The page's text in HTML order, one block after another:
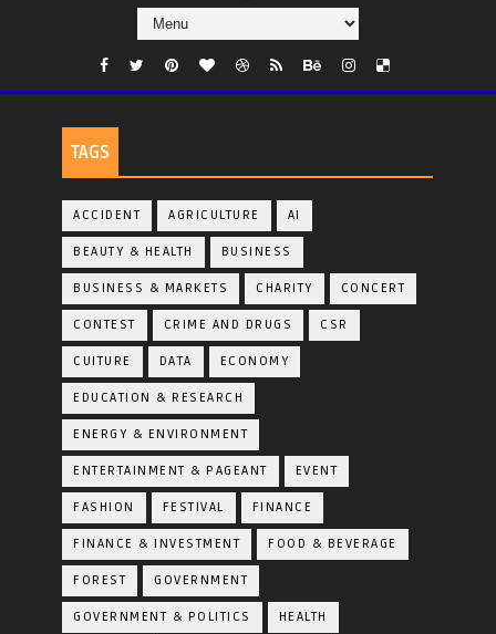
TAGS
ACCIDENT AGRICULTURE AI
BEAUTY & HEALTH BUSINESS
BUSINESS & MARKETS CHARITY CONCERT
CONTEST CRIME AND DRUGS CSR
CUITURE DATA ECONOMY
EDUCATION & RESEARCH
ENERGY & ENVIRONMENT
ENTERTAINMENT & PAGEANT EVENT
FASHION FESTIVAL FINANCE
FINANCE & INVESTMENT FOOD & BEVERAGE
FOREST GOVERNMENT
GOVERNMENT & POLITICS HEALTH